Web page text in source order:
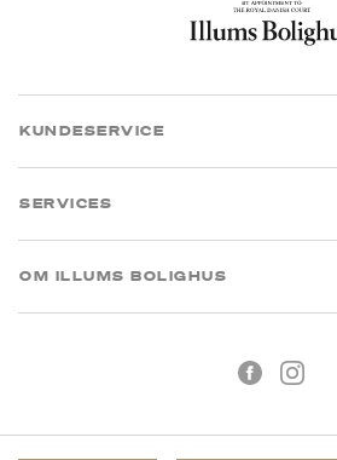
KUNDESERVICE
SERVICES
OM ILLUMS BOLIGHUS